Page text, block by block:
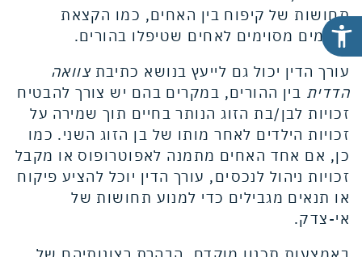
תחושות של קיפוח בין האחים, כמו הקצאת
סכומים מסוימים לאחים שטיפלו בהורים.
עורך הדין יכול גם לייעץ בנושא כתיבתצוואה
הדדית בין ההורים, במקרים בהם יש צורך להבטיח
זכויות לבן/בת הזוג הנותר בחיים תוך שמירה על
זכויות הילדים לאחר מותו של בן הזוג השני. כמו
כן, אם אחד האחים מתמנה לאפוטרופוס או מקבל
זכויות ניהול לנכסים, עורך הדין יוכל להציע פיקוח
או תנאים מגבילים כדי למנוע תחושות של
אי-צדק.